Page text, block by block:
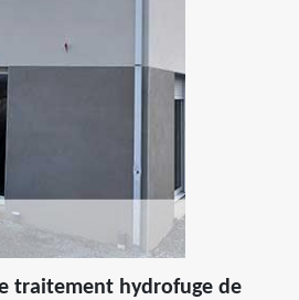
traitement hydrofuge de